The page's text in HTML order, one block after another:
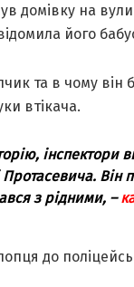
домівку на
його
та в чому він
втікача.
інспектори
Він
з рідними, –
до